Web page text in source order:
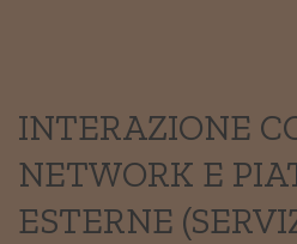
INTERAZIONE
NETWORK E
ESTERNE